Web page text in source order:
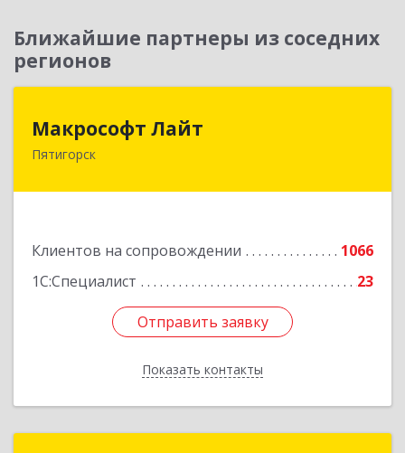
Ближайшие партнеры из соседних
регионов
Макрософт Лайт
Пятигорск
Клиентов на сопровождении
1066
1С:Специалист
23
Отправить заявку
Показать контакты
357501, Ставропольский край, Пятигорск г,
Отправить заявку
Назад